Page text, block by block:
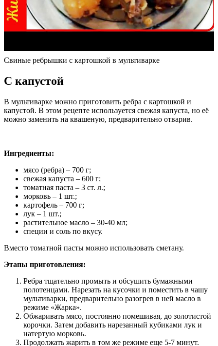
Свиные ребрышки с картошкой в мультиварке
С капустой
В мультиварке можно приготовить ребра с картошкой и
капустой. В этом рецепте используется свежая капуста, но её
можно заменить на квашеную, предварительно отварив.
Ингредиенты:
мясо (ребра) – 700 г;
свежая капуста – 600 г;
томатная паста – 3 ст. л.;
морковь – 1 шт.;
картофель – 700 г;
лук – 1 шт.;
растительное масло – 30-40 мл;
специи и соль по вкусу.
Вместо томатной пасты можно использовать сметану.
Этапы приготовления:
Ребра тщательно промыть и обсушить бумажными
полотенцами. Нарезать на кусочки и поместить в чашу
мультиварки, предварительно разогрев в ней масло в
режиме «Жарка».
Обжаривать мясо, постоянно помешивая, до золотистой
корочки. Затем добавить нарезанный кубиками лук и
натертую морковь.
Продолжать жарить в том же режиме еще 5-7 минут.